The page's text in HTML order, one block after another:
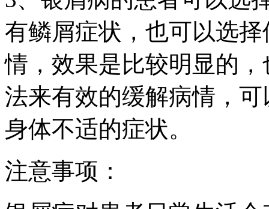
有鳞屑症状，也可以选
情，效果是比较明显的
法来有效的缓解病情，
身体不适的症状。
注意事项：